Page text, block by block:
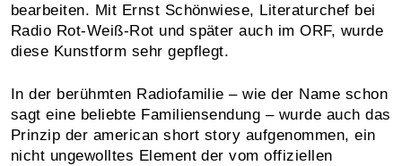
bearbeiten. Mit Ernst Schönwiese, Literaturchef bei
Radio Rot-Weiß-Rot und später auch im ORF, wurde
diese Kunstform sehr gepflegt.
In der berühmten Radiofamilie – wie der Name schon
sagt eine beliebte Familiensendung – wurde auch das
Prinzip der american short story aufgenommen, ein
nicht ungewolltes Element der vom offiziellen